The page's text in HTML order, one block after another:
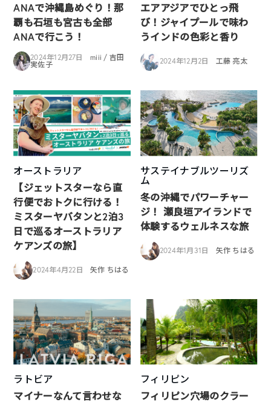
ANAで沖縄島めぐり！那
覇も石垣も宮古も全部
ANAで行こう！
2024年12月27日
miii / 吉田
実佐子
エアアジアでひとっ飛
び！ジャイプールで味わ
うインドの色彩と香り
2024年12月2日 工藤 亮太
オーストラリア
【ジェットスターなら直
行便でおトクに行ける！
ミスターヤバタンと2泊3
日で巡るオーストラリア
ケアンズの旅】
2024年4月22日 矢作 ちはる
サステイナブルツーリズ
ム
冬の沖縄でパワーチャー
ジ！ 瀬良垣アイランドで
体験するウェルネスな旅
2024年1月31日 矢作 ちはる
ラトビア
マイナーなんて言わせな
フィリピン
フィリピン穴場のクラー